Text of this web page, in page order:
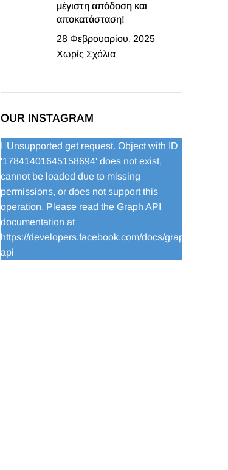
μέγιστη απόδοση και
αποκατάσταση!
28 Φεβρουαρίου, 2025
Χωρίς Σχόλια
OUR INSTAGRAM
Unsupported get request. Object with ID
'17841401645158694' does not exist,
cannot be loaded due to missing
permissions, or does not support this
operation. Please read the Graph API
documentation at
https://developers.facebook.com/docs/graph-
api